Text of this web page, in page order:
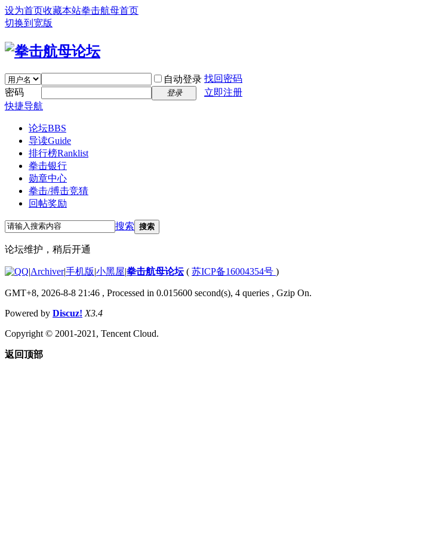
设为首页收藏本站拳击航母首页
切换到宽版
自动登录 找回密码
密码
登录
立即注册
快捷导航
论坛BBS
导读Guide
排行榜Ranklist
拳击银行
勋章中心
拳击/搏击竞猜
回帖奖励
搜索 搜索
论坛维护，稍后开通
|Archiver|手机版|小黑屋|拳击航母论坛( 苏ICP备16004354号 )
GMT+8, 2026-8-8 21:46 , Processed in 0.015600 second(s), 4 queries , Gzip On.
Powered by Discuz! X3.4
Copyright © 2001-2021, Tencent Cloud.
返回顶部